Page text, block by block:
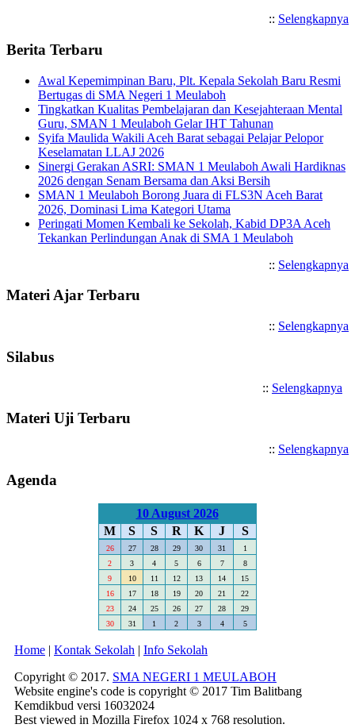
:: Selengkapnya
Berita Terbaru
Awal Kepemimpinan Baru, Plt. Kepala Sekolah Baru Resmi
Bertugas di SMA Negeri 1 Meulaboh
Tingkatkan Kualitas Pembelajaran dan Kesejahteraan Mental
Guru, SMAN 1 Meulaboh Gelar IHT Tahunan
Syifa Maulida Wakili Aceh Barat sebagai Pelajar Pelopor
Keselamatan LLAJ 2026
Sinergi Gerakan ASRI: SMAN 1 Meulaboh Awali Hardiknas
2026 dengan Senam Bersama dan Aksi Bersih
SMAN 1 Meulaboh Borong Juara di FLS3N Aceh Barat
2026, Dominasi Lima Kategori Utama
Peringati Momen Kembali ke Sekolah, Kabid DP3A Aceh
Tekankan Perlindungan Anak di SMA 1 Meulaboh
:: Selengkapnya
Materi Ajar Terbaru
:: Selengkapnya
Silabus
:: Selengkapnya
Materi Uji Terbaru
:: Selengkapnya
Agenda
10 August 2026
M
S S R K J S
26 27 28 29 30 31
1
2
3 4 5 6 7
8
9
10 11 12 13 14
15
16
17 18 19 20 21
22
23
24 25 26 27 28
29
30
31 1 2 3 4 5
Home | Kontak Sekolah | Info Sekolah
Copyright © 2017. SMA NEGERI 1 MEULABOH
Website engine's code is copyright © 2017 Tim Balitbang
Kemdikbud versi 16032024
Best viewed in Mozilla Firefox 1024 x 768 resolution.